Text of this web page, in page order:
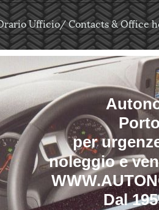
Ufficio/ Contacts & Office
per
noleggio e
Dal